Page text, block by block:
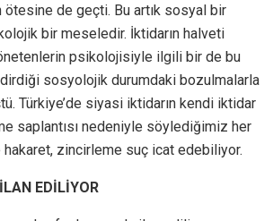
ötesine de geçti. Bu artık sosyal bir
bir meseledir. İktidarın halveti
psikolojisiyle ilgili bir de bu
sosyolojik durumdaki bozulmalarla
Türkiye’de siyasi iktidarın kendi iktidar
saplantısı nedeniyle söylediğimiz her
zincirleme suç icat edebiliyor.
EDİLİYOR